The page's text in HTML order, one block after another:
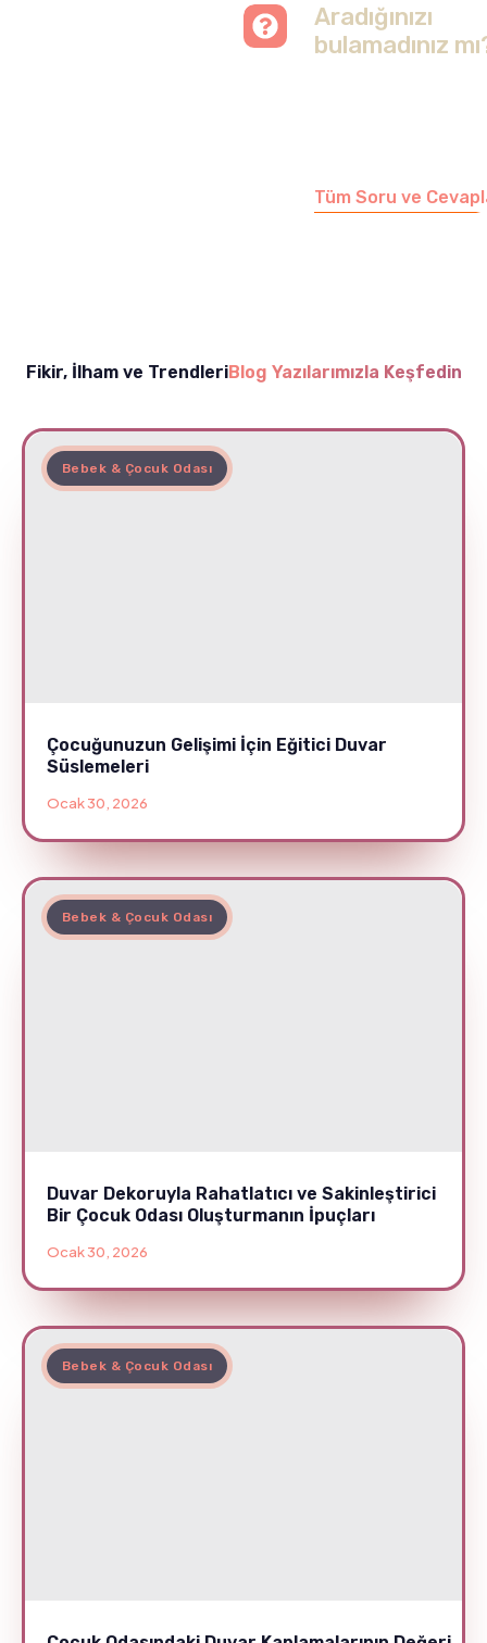
Aradığınızı
bulamadınız
Tüm Soru ve
Fikir, İlham ve TrendleriBlog Yazılarımızla Keşfedin
Bebek & Çocuk Odası
Çocuğunuzun Gelişimi İçin Eğitici Duvar
Süslemeleri
Ocak 30, 2026
Bebek & Çocuk Odası
Duvar Dekoruyla Rahatlatıcı ve Sakinleştirici
Bir Çocuk Odası Oluşturmanın İpuçları
Ocak 30, 2026
Bebek & Çocuk Odası